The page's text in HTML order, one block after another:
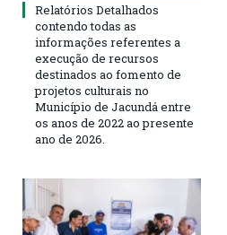
Relatórios Detalhados
contendo todas as
informações referentes a
execução de recursos
destinados ao fomento de
projetos culturais no
Município de Jacundá entre
os anos de 2022 ao presente
ano de 2026.